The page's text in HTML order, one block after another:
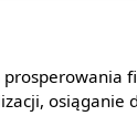
prosperowania
osiąganie